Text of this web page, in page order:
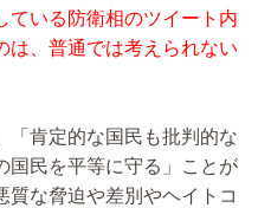
ている防衛相のツイート内
は、普通では考えられない
「肯定的な国民も批判的な
国民を平等に守る」ことが
質な脅迫や差別やヘイトコ